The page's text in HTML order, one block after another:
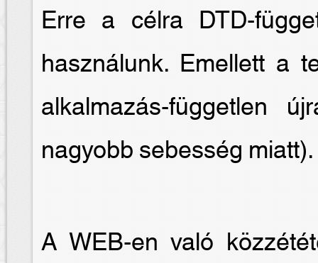
Erre a célra DTD-
használunk. Emellett a
alkalmazás-független
nagyobb sebesség miatt).
A WEB-en való